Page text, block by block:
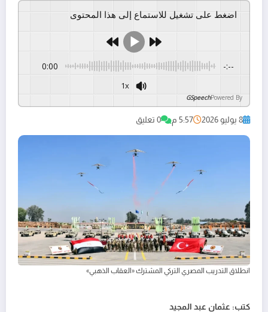
اضغط على تشغيل للاستماع إلى هذا المحتوى
0:00 -:--
1x
Powered By
GSpeech
8 يوليو 2026 5:57 م 0 تعليق
انطلاق التدريب المصري التركي المشترك «العقاب الذهبي»
كتب: عثمان عبد المجيد